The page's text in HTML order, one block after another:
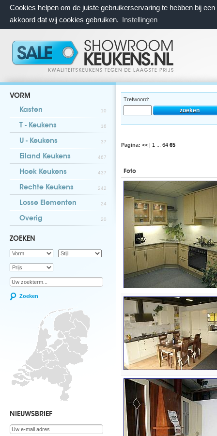
Cookies helpen om de juiste gebruikerservaring te hebben bij
akkoord dat wij cookies gebruiken. Instellingen
VORM
Kasten 10
T - Keukens 16
U - Keukens 37
Eiland Keukens 467
Hoek Keukens 437
Rechte Keukens 242
Losse Elementen 24
Overig 20
ZOEKEN
Zoeken
NIEUWSBRIEF
Trefwoord:
Pagina: << | 1 64 65
Foto